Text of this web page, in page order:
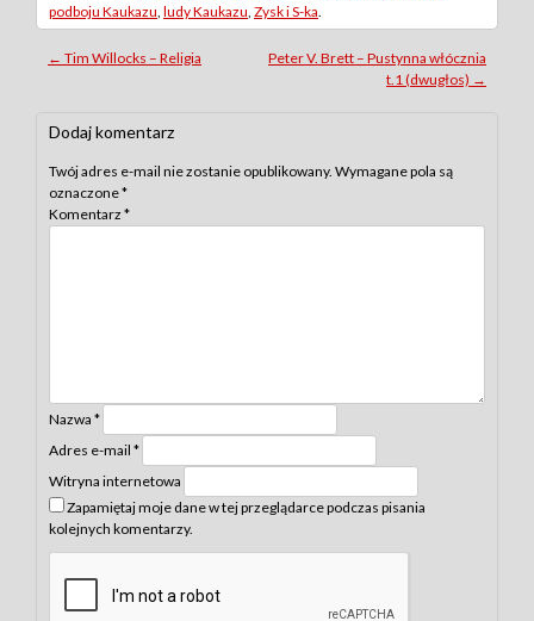
podboju Kaukazu ludy Kaukazu Zysk i S-ka
Post
← Tim Willocks – Religia
Peter V. Brett – Pustynna włócznia
t.1 (dwugłos) →
Dodaj komentarz
Twój adres e-mail nie zostanie opublikowany. Wymagane pola są
oznaczone*
Komentarz *
Nazwa *
Adres e-mail *
Witryna internetowa
Zapamiętaj moje dane w tej przeglądarce podczas pisania
kolejnych komentarzy.